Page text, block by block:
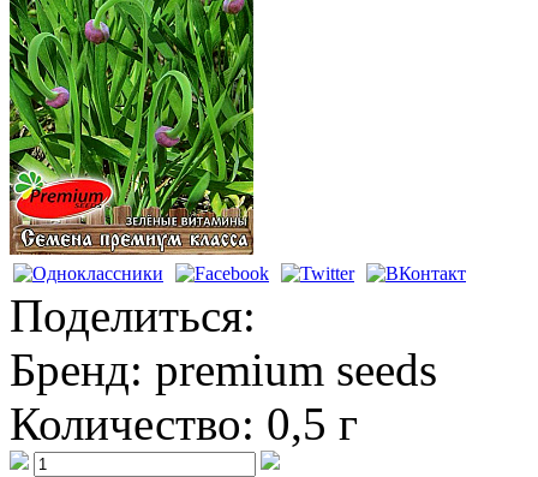
Поделиться:
Бренд: premium seeds
Количество: 0,5 г